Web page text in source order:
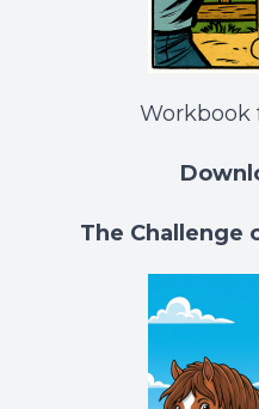
Workbook
The Challenge